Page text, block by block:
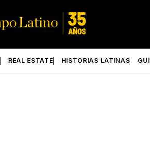
REAL ESTATE HISTORIAS LATINAS